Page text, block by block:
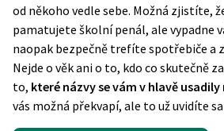
od někoho vedle sebe. Možná zjistíte,
pamatujete školní penál, ale vypadne
naopak bezpečně trefíte spotřebiče a
Nejde o věk ani o to, kdo co skutečně
to, které názvy se vám v hlavě
vás možná překvapí, ale to už uvidíte